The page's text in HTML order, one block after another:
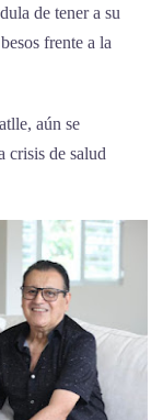
de tener a su
frente a la
aún se
crisis de salud